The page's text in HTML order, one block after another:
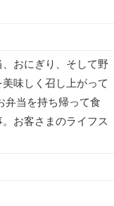
おにぎり、そして野
味しく召し上がって
弁当を持ち帰って食
お客さまのライフス